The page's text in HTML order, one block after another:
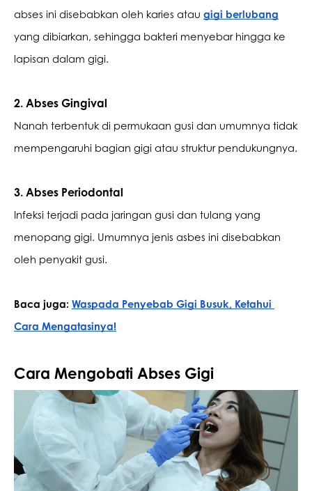
abses ini disebabkan oleh karies atau gigi berlubang
yang dibiarkan, sehingga bakteri menyebar hingga ke
lapisan dalam gigi.
2. Abses Gingival
Nanah terbentuk di permukaan gusi dan umumnya tidak
mempengaruhi bagian gigi atau struktur pendukungnya.
3. Abses Periodontal
Infeksi terjadi pada jaringan gusi dan tulang yang
menopang gigi. Umumnya jenis asbes ini disebabkan
oleh penyakit gusi.
Baca juga: Waspada Penyebab Gigi Busuk, Ketahui
Cara Mengatasinya!
Cara Mengobati Abses Gigi